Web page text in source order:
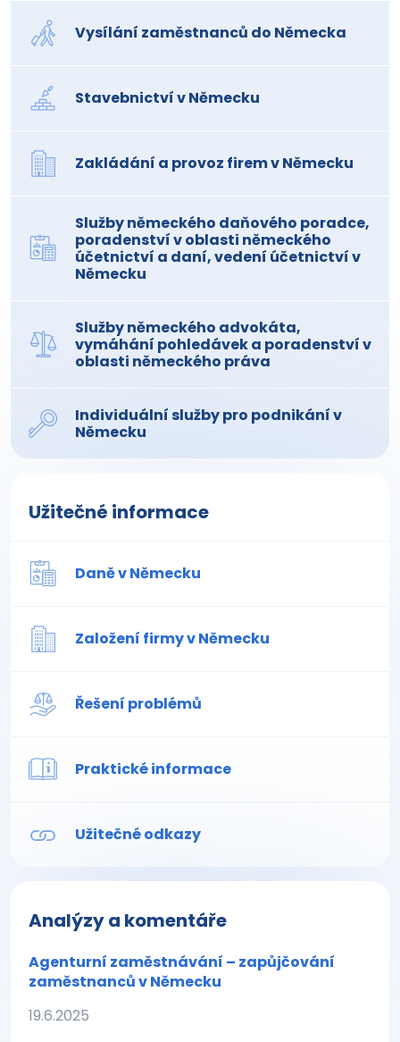
Vysílání zaměstnanců do Německa
Stavebnictví v Německu
Zakládání a provoz firem v Německu
Služby německého daňového poradce,
poradenství v oblasti německého
účetnictví a daní, vedení účetnictví v
Německu
Služby německého advokáta,
vymáhání pohledávek a poradenství v
oblasti německého práva
Individuální služby pro podnikání v
Německu
Užitečné informace
Daně v Německu
Založení firmy v Německu
Řešení problémů
Praktické informace
Užitečné odkazy
Analýzy a komentáře
Agenturní zaměstnávání – zapůjčování
zaměstnanců v Německu
19.6.2025